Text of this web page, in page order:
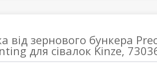
від зернового бункера
для сівалок Kinze,